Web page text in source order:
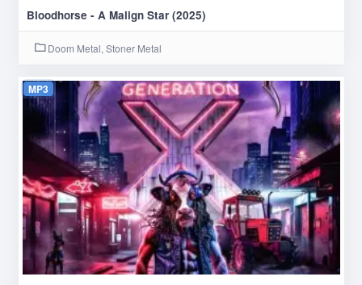
Bloodhorse - A Malign Star (2025)
Doom Metal, Stoner Metal
MP3